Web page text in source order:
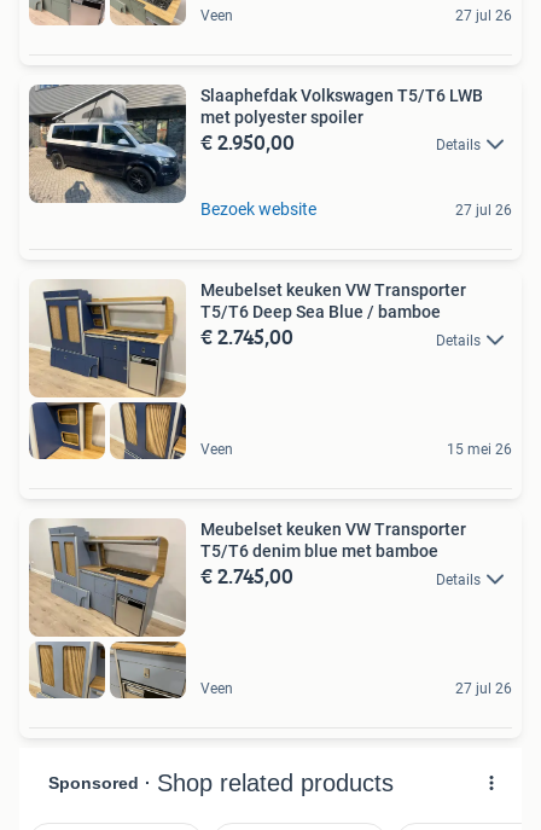
Veen 27 jul 26
Slaaphefdak Volkswagen T5/T6 LWB
met polyester spoiler
€ 2.950,00 Details
Bezoek website 27 jul 26
Meubelset keuken VW Transporter
T5/T6 Deep Sea Blue / bamboe
€ 2.745,00 Details
Veen 15 mei 26
Meubelset keuken VW Transporter
T5/T6 denim blue met bamboe
€ 2.745,00 Details
Veen 27 jul 26